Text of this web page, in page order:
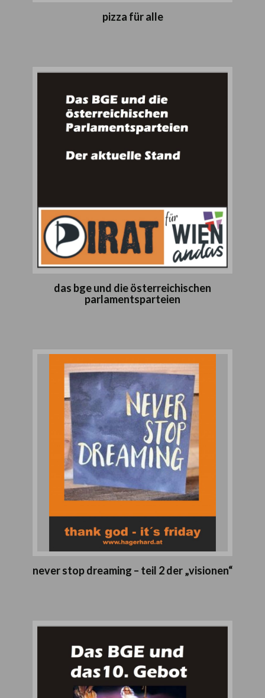
pizza für alle
das bge und die österreichischen
parlamentsparteien
never stop dreaming – teil 2 der „visionen“